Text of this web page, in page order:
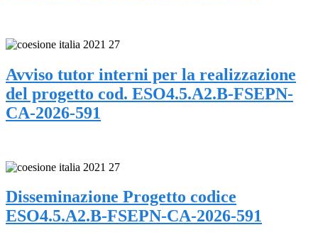
Avviso tutor interni per la realizzazione
del progetto cod. ESO4.5.A2.B-FSEPN-
CA-2026-591
Disseminazione Progetto codice
ESO4.5.A2.B-FSEPN-CA-2026-591